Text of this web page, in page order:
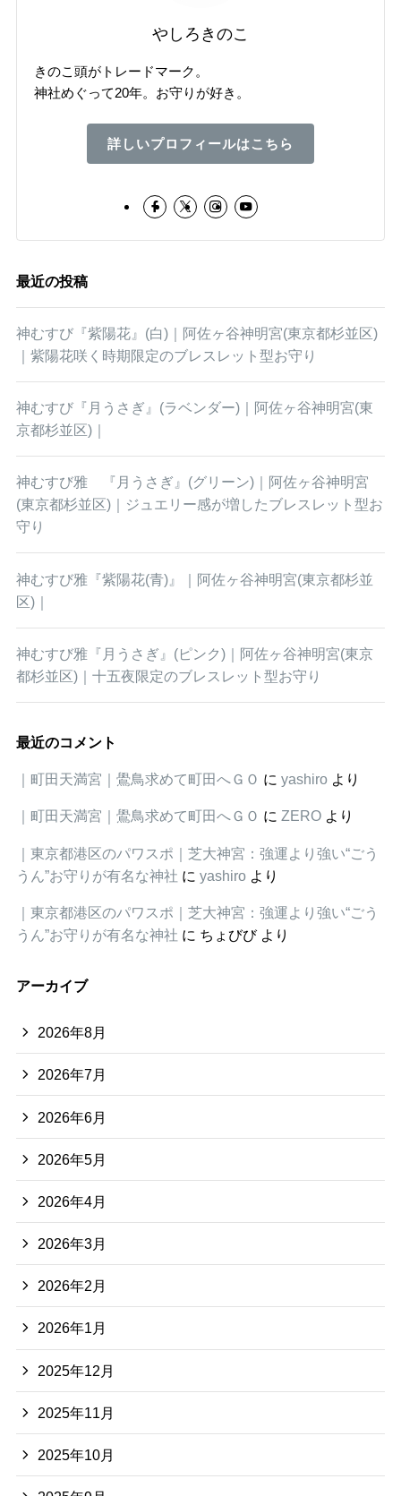
やしろきのこ
きのこ頭がトレードマーク。
神社めぐって20年。お守りが好き。
詳しいプロフィールはこちら
最近の投稿
神むすび『紫陽花』(白)｜阿佐ヶ谷神明宮(東京都杉並区)
｜紫陽花咲く時期限定のブレスレット型お守り
神むすび『月うさぎ』(ラベンダー)｜阿佐ヶ谷神明宮(東
京都杉並区)｜
神むすび雅 『月うさぎ』(グリーン)｜阿佐ヶ谷神明宮
(東京都杉並区)｜ジュエリー感が増したブレスレット型お
守り
神むすび雅『紫陽花(青)』｜阿佐ヶ谷神明宮(東京都杉並
区)｜
神むすび雅『月うさぎ』(ピンク)｜阿佐ヶ谷神明宮(東京
都杉並区)｜十五夜限定のブレスレット型お守り
最近のコメント
｜町田天満宮｜鷽鳥求めて町田へＧＯ に yashiroより
｜町田天満宮｜鷽鳥求めて町田へＧＯ に ZEROより
｜東京都港区のパワスポ｜芝大神宮：強運より強い“ごう
うん”お守りが有名な神社 に yashiroより
｜東京都港区のパワスポ｜芝大神宮：強運より強い“ごう
うん”お守りが有名な神社 に ちょびびより
アーカイブ
2026年8月
2026年7月
2026年6月
2026年5月
2026年4月
2026年3月
2026年2月
2026年1月
2025年12月
2025年11月
2025年10月